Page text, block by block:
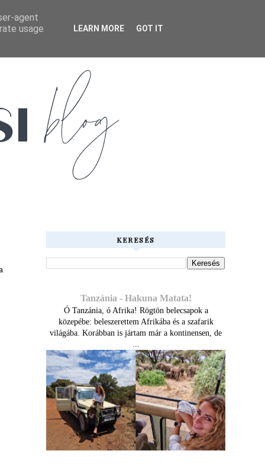
KERESÉS
Tanzánia - Hakuna Matata!
Ó Tanzánia, ó Afrika! Rögtön belecsapok a
közepébe: beleszerettem Afrikába és a szafarik
világába. Korábban is jártam már a kontinensen, de
...
agent
usage
LEARN MORE GOT IT